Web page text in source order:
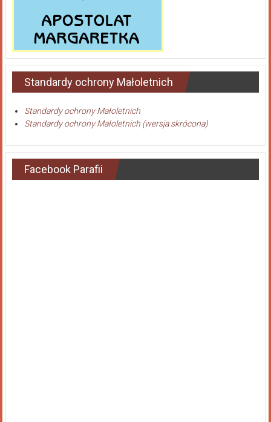
Standardy ochrony Małoletnich
Standardy ochrony Małoletnich
Standardy ochrony Małoletnich (wersja skrócona)
Facebook Parafii